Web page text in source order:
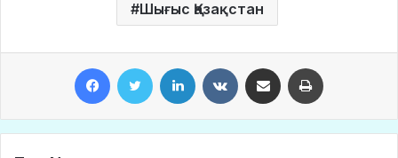
Шығыс Қазақстан